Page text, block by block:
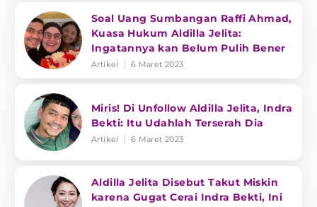
Soal Uang Sumbangan Raffi Ahmad,
Kuasa Hukum Aldilla Jelita:
Ingatannya kan Belum Pulih Bener
Artikel 6 Maret 2023
Miris! Di Unfollow Aldilla Jelita, Indra
Bekti: Itu Udahlah Terserah Dia
Artikel 6 Maret 2023
Aldilla Jelita Disebut Takut Miskin
karena Gugat Cerai Indra Bekti, Ini